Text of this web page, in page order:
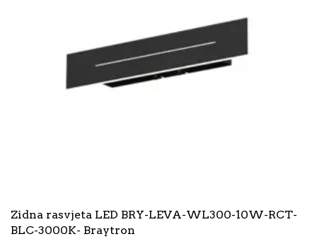
Zidna rasvjeta LED BRY-LEVA-WL300-10W-RCT-
BLC-3000K- Braytron